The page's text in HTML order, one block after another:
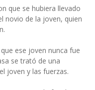
que se hubiera llevado
novio de la joven, quien
ese joven nunca fue
se trató de una
joven y las fuerzas.